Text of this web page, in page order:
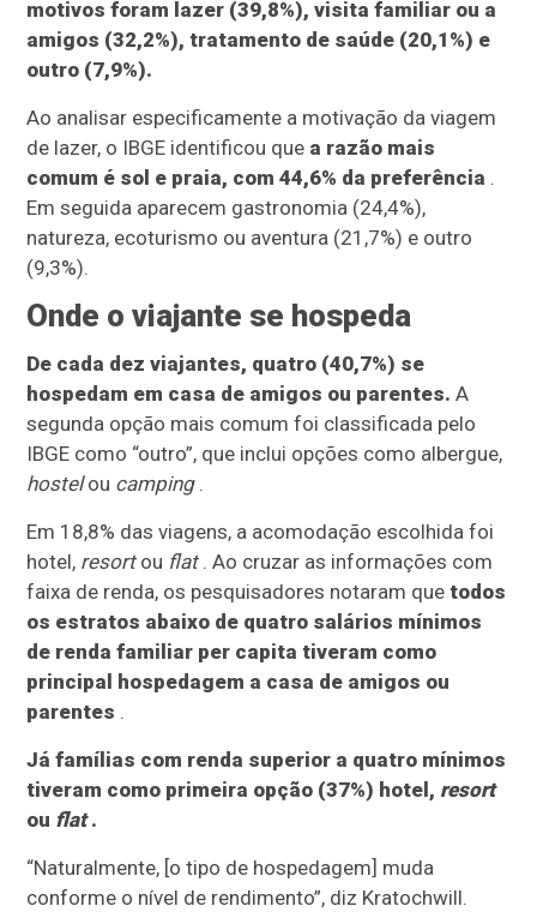
motivos foram lazer (39,8%), visita familiar ou a
amigos (32,2%), tratamento de saúde (20,1%) e
outro (7,9%).
Ao analisar especificamente a motivação da viagem
de lazer, o IBGE identificou que a razão mais
comum é sol e praia, com 44,6% da preferência .
Em seguida aparecem gastronomia (24,4%),
natureza, ecoturismo ou aventura (21,7%) e outro
(9,3%).
Onde o viajante se hospeda
De cada dez viajantes, quatro (40,7%) se
hospedam em casa de amigos ou parentes. A
segunda opção mais comum foi classificada pelo
IBGE como “outro”, que inclui opções como albergue,
hostelou camping.
Em 18,8% das viagens, a acomodação escolhida foi
hotel, resortou flat. Ao cruzar as informações com
faixa de renda, os pesquisadores notaram quetodos
os estratos abaixo de quatro salários mínimos
de renda familiar per capita tiveram como
principal hospedagem a casa de amigos ou
parentes .
Já famílias com renda superior a quatro mínimos
tiveram como primeira opção (37%) hotel, resort
ou flat.
“Naturalmente, [o tipo de hospedagem] muda
conforme o nível de rendimento”, diz Kratochwill.